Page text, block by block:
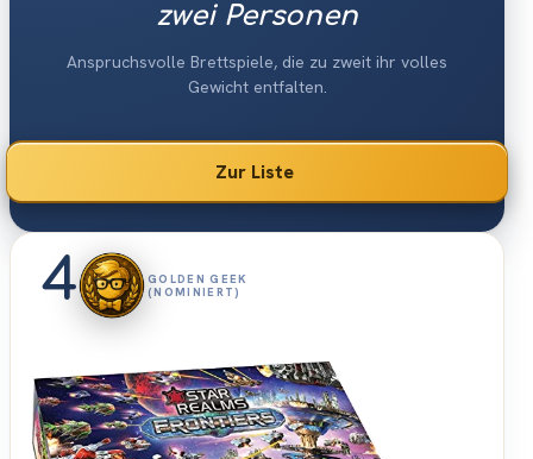
zwei Personen
Anspruchsvolle Brettspiele, die zu zweit ihr volles
Gewicht entfalten.
Zur Liste
4
GOLDEN GEEK
(NOMINIERT)